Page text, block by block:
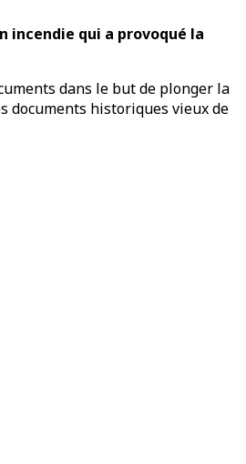
incendie qui a provoqué la
dans le but de plonger la
documents historiques vieux de